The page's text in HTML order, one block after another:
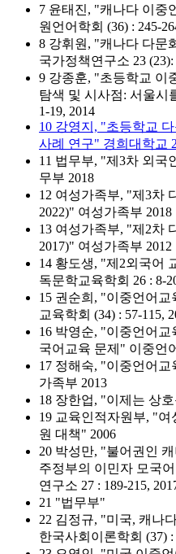
7 윤태진, "캐나다 이중
원언어학회 (36) : 245-
8 강휘원, "캐나다 다문
국가정책연구소 23 (23):
9 강종훈, "초등학교 이
탐색 및 시사점: 서울시
1-19, 2014
10 강영지, "초등학교
사례 연구" 경희대학교
11 법무부, "제3차 외국
무부 2018
12 여성가족부, "제3차
2022)" 여성가족부 2018
13 여성가족부, "제2차
2017)" 여성가족부 2012
14 황도생, "제2외국어
독문학교육학회 26 : 8-
15 권순희, "이중언어
교육학회 (34) : 57-115,
16 박영순, "이중언어
국어교육 문제" 이중언
17 정해숙, "이중언어
가족부 2013
18 장한업, "이제는 상
19 교육인적자원부, "여
원 대책" 2006
20 박성만, "불어권인
주정부의 이민자 모국
연구소 27 : 189-215,
21 "법무부"
22 김정규, "미국, 캐나
한국사회이론학회 (37) :